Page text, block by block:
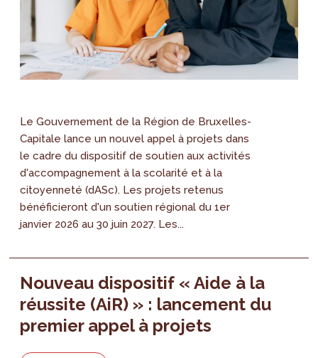
Le Gouvernement de la Région de Bruxelles-
Capitale lance un nouvel appel à projets dans
le cadre du dispositif de soutien aux activités
d'accompagnement à la scolarité et à la
citoyenneté (dASc). Les projets retenus
bénéficieront d'un soutien régional du 1er
janvier 2026 au 30 juin 2027. Les...
Nouveau dispositif « Aide à la
réussite (AiR) » : lancement du
premier appel à projets